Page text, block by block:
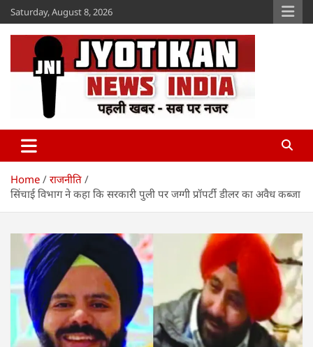
Skip
to
content
Saturday, August 8, 2026
Jyotikan
Home
राजनीति
सिंचाई विभाग ने कहा कि सरकारी पुली पर जग्गी प्रॉपर्टी डीलर का अवैध कब्जा